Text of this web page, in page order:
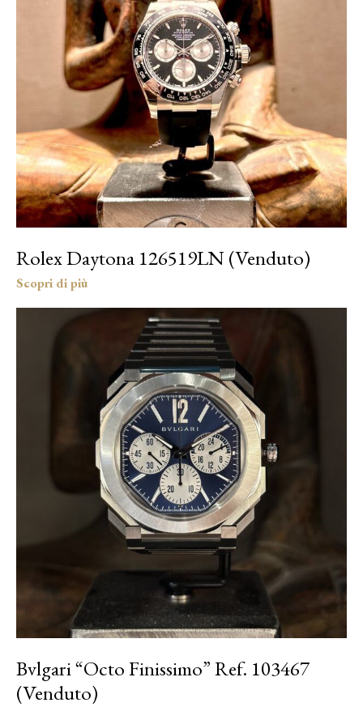
Rolex Daytona 126519LN (Venduto)
Bvlgari “Octo Finissimo” Ref. 103467
(Venduto)